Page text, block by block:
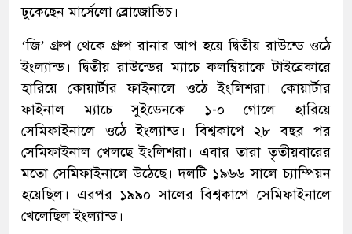
ঢুকেছেন মার্সেলো ব্রোজোভিচ।
‘জি’ গ্রুপ থেকে গ্রুপ রানার আপ হয়ে দ্বিতীয় রাউন্ডে ওঠে
ইংল্যান্ড। দ্বিতীয় রাউন্ডের ম্যাচে কলম্বিয়াকে টাইব্রেকারে
হারিয়ে কোয়ার্টার ফাইনালে ওঠে ইংলিশরা। কোয়ার্টার
ফাইনাল ম্যাচে সুইডেনকে ১-০ গোলে হারিয়ে
সেমিফাইনালে ওঠে ইংল্যান্ড। বিশ্বকাপে ২৮ বছর পর
সেমিফাইনাল খেলছে ইংলিশরা। এবার তারা তৃতীয়বারের
মতো সেমিফাইনালে উঠেছে। দলটি ১৯৬৬ সালে চ্যাম্পিয়ন
হয়েছিল। এরপর ১৯৯০ সালের বিশ্বকাপে সেমিফাইনালে
খেলেছিল ইংল্যান্ড।